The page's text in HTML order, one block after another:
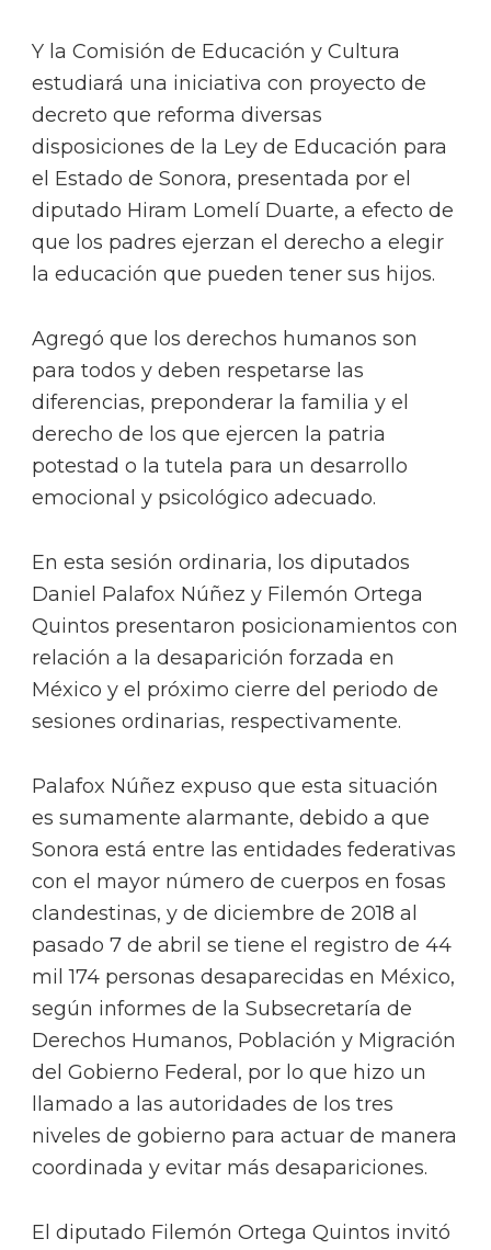
Y la Comisión de Educación y Cultura
estudiará una iniciativa con proyecto de
decreto que reforma diversas
disposiciones de la Ley de Educación para
el Estado de Sonora, presentada por el
diputado Hiram Lomelí Duarte, a efecto de
que los padres ejerzan el derecho a elegir
la educación que pueden tener sus hijos.
Agregó que los derechos humanos son
para todos y deben respetarse las
diferencias, preponderar la familia y el
derecho de los que ejercen la patria
potestad o la tutela para un desarrollo
emocional y psicológico adecuado.
En esta sesión ordinaria, los diputados
Daniel Palafox Núñez y Filemón Ortega
Quintos presentaron posicionamientos con
relación a la desaparición forzada en
México y el próximo cierre del periodo de
sesiones ordinarias, respectivamente.
Palafox Núñez expuso que esta situación
es sumamente alarmante, debido a que
Sonora está entre las entidades federativas
con el mayor número de cuerpos en fosas
clandestinas, y de diciembre de 2018 al
pasado 7 de abril se tiene el registro de 44
mil 174 personas desaparecidas en México,
según informes de la Subsecretaría de
Derechos Humanos, Población y Migración
del Gobierno Federal, por lo que hizo un
llamado a las autoridades de los tres
niveles de gobierno para actuar de manera
coordinada y evitar más desapariciones.
El diputado Filemón Ortega Quintos invitó